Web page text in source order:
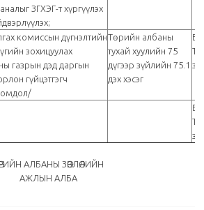
ЗГХЭГ-т хүргүүлэх
комиссын дүгнэлтийн
зохицуулах
газрын дэд даргын
гүйцэтгэгч
Төрийн албаны
тухай хуулийн 75
дүгээр зүйлийн 75.1
дэх хэсэг
АЛБАНЫ ЗӨВЛӨЛИЙН
АЖЛЫН АЛБА